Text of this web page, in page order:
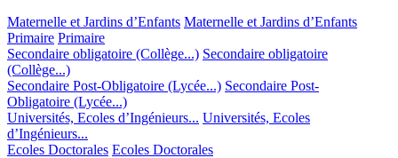
Maternelle et Jardins d’Enfants Maternelle et Jardins d’Enfants
Primaire Primaire
Secondaire obligatoire (Collège...) Secondaire obligatoire
(Collège...)
Secondaire Post-Obligatoire (Lycée...) Secondaire Post-
Obligatoire (Lycée...)
Universités, Ecoles d’Ingénieurs... Universités, Ecoles
d’Ingénieurs...
Ecoles Doctorales Ecoles Doctorales